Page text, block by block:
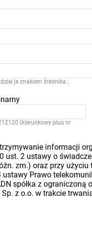
je znakiem średnika ;
(kierunkowy plus nr
informacji
ust. 2 ustawy o
zm.) oraz przy
Prawo
spółka z
z o.o. w trakcie